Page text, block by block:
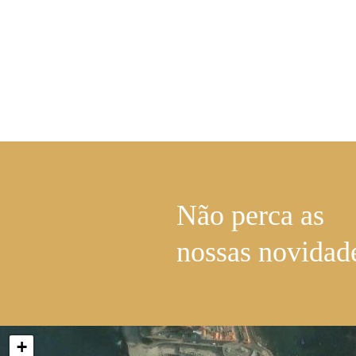
Não perca as
nossas
+